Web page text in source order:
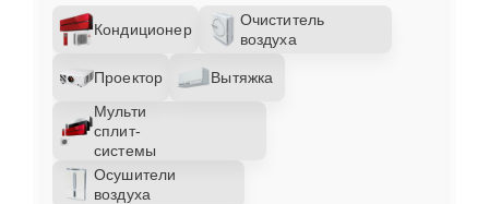
Кондиционер
Очиститель
воздуха
Проектор
Вытяжка
Мульти
сплит-
системы
Осушители
воздуха